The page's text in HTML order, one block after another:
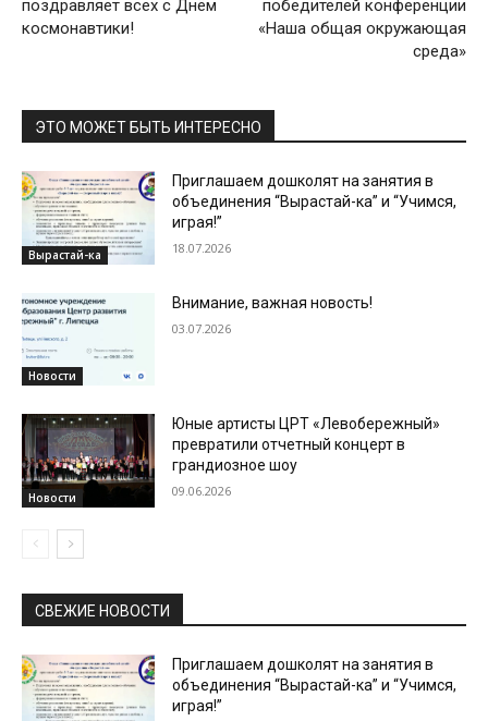
поздравляет всех с Днём
космонавтики!
победителей конференции
«Наша общая окружающая
среда»
ЭТО МОЖЕТ БЫТЬ ИНТЕРЕСНО
Вырастай-ка
Приглашаем дошколят на занятия в
объединения “Вырастай-ка” и “Учимся,
играя!”
18.07.2026
Новости
Внимание, важная новость!
03.07.2026
Новости
Юные артисты ЦРТ «Левобережный»
превратили отчетный концерт в
грандиозное шоу
09.06.2026
СВЕЖИЕ НОВОСТИ
Приглашаем дошколят на занятия в
объединения “Вырастай-ка” и “Учимся,
играя!”